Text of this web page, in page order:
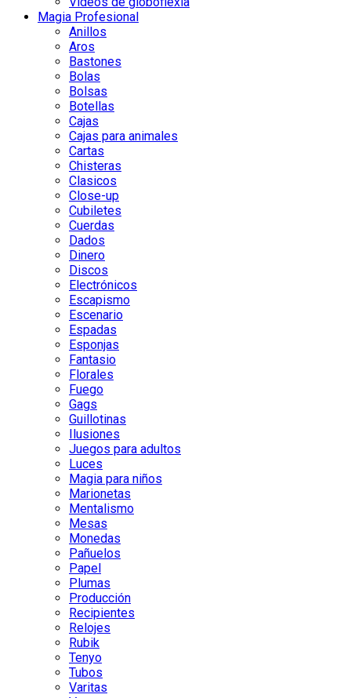
Magia Profesional
Anillos
Aros
Bastones
Bolas
Bolsas
Botellas
Cajas
Cajas para animales
Cartas
Chisteras
Clasicos
Close-up
Cubiletes
Cuerdas
Dados
Dinero
Discos
Electrónicos
Escapismo
Escenario
Espadas
Esponjas
Fantasio
Florales
Fuego
Gags
Guillotinas
Ilusiones
Juegos para adultos
Luces
Magia para niños
Marionetas
Mentalismo
Mesas
Monedas
Pañuelos
Papel
Plumas
Producción
Recipientes
Relojes
Rubik
Tenyo
Tubos
Varitas